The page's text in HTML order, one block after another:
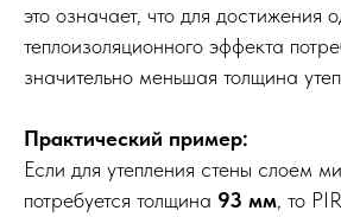
это означает, что для достижения
теплоизоляционного эффекта
значительно меньшая толщина
Практический пример:
Если для утепления стены слоем
потребуется толщина 93 мм, то